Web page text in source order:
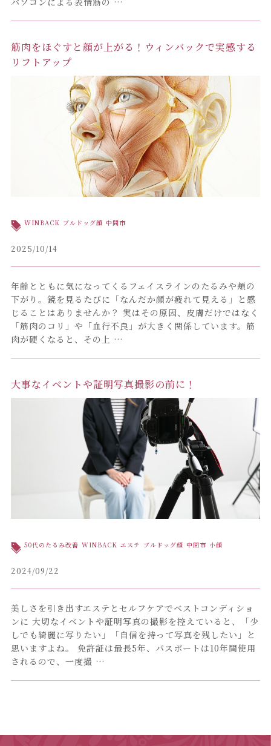
筋肉をほぐすと顔が上がる！ウィンバックで実感する
リフトアップ
WINBACK ブルドッグ顔 中間市
2025/10/14
年齢とともに気になってくるフェイスラインのたるみや頬の
下がり。鏡を見るたびに「なんだか顔が疲れて見える」と感
じることはありませんか？ 実はその原因、皮膚だけではなく
「筋肉のコリ」や「血行不良」が大きく関係しています。筋
肉が硬くなると、その上 …
大事なイベントや証明写真撮影の前に！
50代のたるみ改善 WINBACK エステ ブルドッグ顔 中間市 小顔
2024/09/22
美しさを引き出すエステとセルフケアでベストコンディショ
ンに 大切なイベントや証明写真の撮影を控えていると、「少
しでも綺麗に写りたい」「自信を持って写真を残したい」と
思いますよね。 免許証は最長5年、パスポートは10年間使用
されるので、一度撮 …